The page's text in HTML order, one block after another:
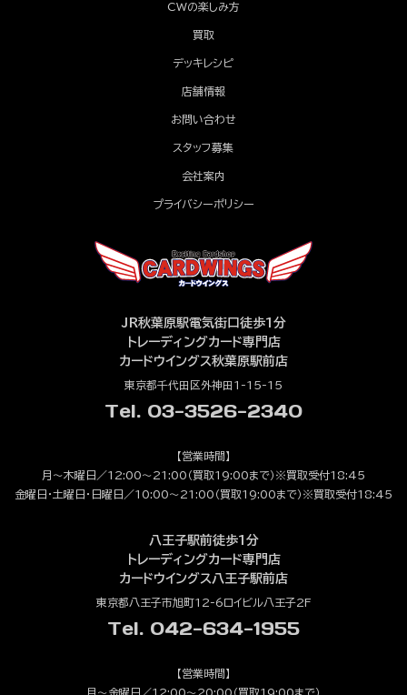
CWの楽しみ方
買取
デッキレシピ
店舗情報
お問い合わせ
スタッフ募集
会社案内
プライバシーポリシー
JR秋葉原駅電気街口徒歩1分
トレーディングカード専門店
カードウイングス秋葉原駅前店
東京都千代田区外神田1-15-15
Tel. 03-3526-2340
【営業時間】
月～木曜日／12:00～21:00（買取19:00まで）※買取受付18:45
金曜日・土曜日・日曜日／10:00～21:00（買取19:00まで）※買取受付18:45
八王子駅前徒歩1分
トレーディングカード専門店
カードウイングス八王子駅前店
東京都八王子市旭町12-6ロイビル八王子2F
Tel. 042-634-1955
【営業時間】
月～金曜日／12:00～20:00（買取19:00まで）